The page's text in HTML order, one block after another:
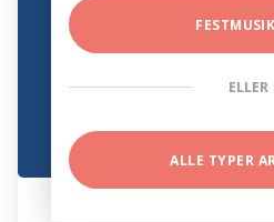
ELLER
ALLE TYPER